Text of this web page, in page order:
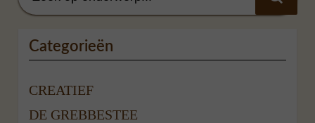
Categorieën
CREATIEF
DE GREBBESTEE